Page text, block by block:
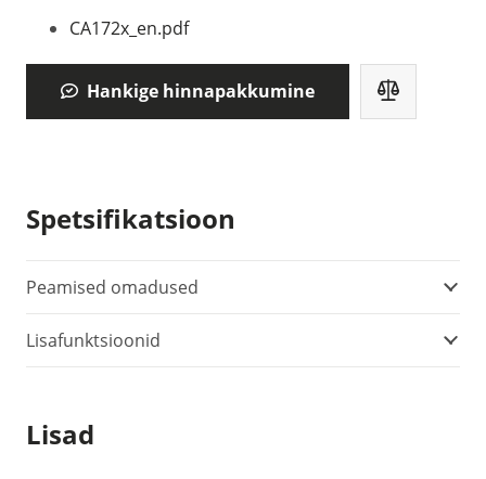
CA172x_en.pdf
Hankige hinnapakkumine
Spetsifikatsioon
Peamised omadused
Lisafunktsioonid
Lisad